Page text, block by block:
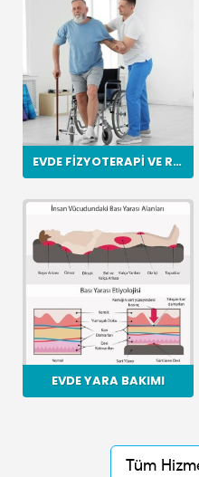
EVDE FIZYOTERAPI VE REHABILITASYON
EVDE YARA BAKIMI
Tüm